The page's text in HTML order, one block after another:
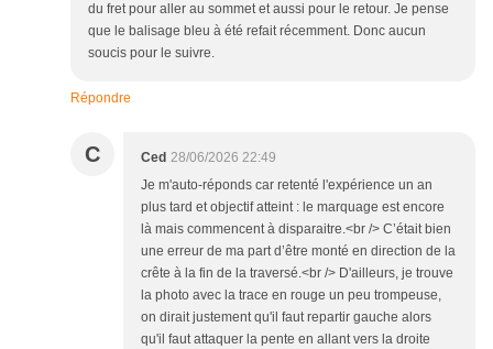
du fret pour aller au sommet et aussi pour le retour. Je pense
que le balisage bleu à été refait récemment. Donc aucun
soucis pour le suivre.
Répondre
C Ced 28/06/2026 22:49
Je m'auto-réponds car retenté l'expérience un an
plus tard et objectif atteint : le marquage est encore
là mais commencent à disparaitre.<br /> C’était bien
une erreur de ma part d’être monté en direction de la
crête à la fin de la traversé.<br /> D'ailleurs, je trouve
la photo avec la trace en rouge un peu trompeuse,
on dirait justement qu'il faut repartir gauche alors
qu'il faut attaquer la pente en allant vers la droite